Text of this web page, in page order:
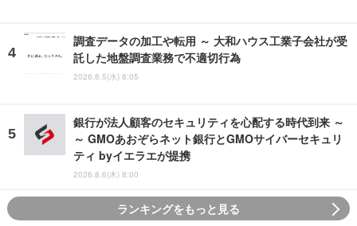
調査データの加工や転用 ～ 大和ハウス工業子会社が受
託した地盤調査業務で不適切行為
2026.8.5(水) 8:05
銀行が法人顧客のセキュリティを心配する時代到来 ～
～ GMOあおぞらネット銀行とGMOサイバーセキュリ
ティ byイエラエが提携
2026.8.6(木) 8:00
ランキングをもっと見る